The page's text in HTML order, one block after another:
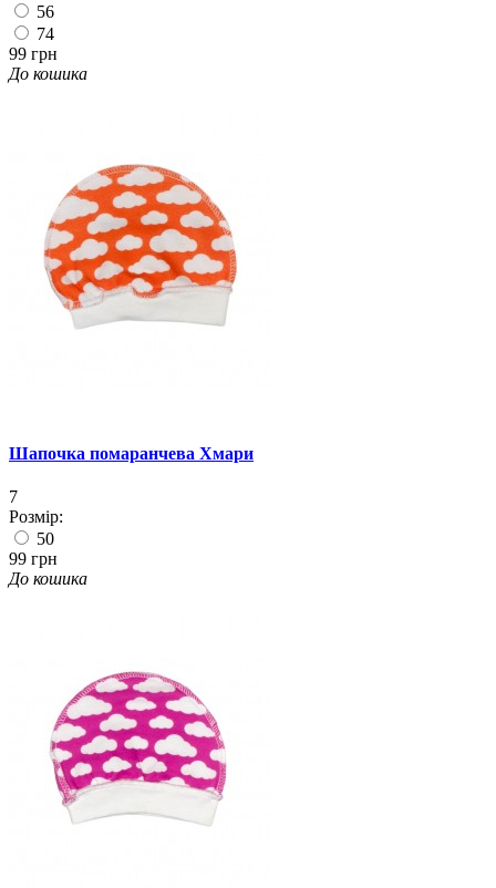
56
74
99 грн
До кошика
Шапочка помаранчева Хмари
7
Розмір:
50
99 грн
До кошика